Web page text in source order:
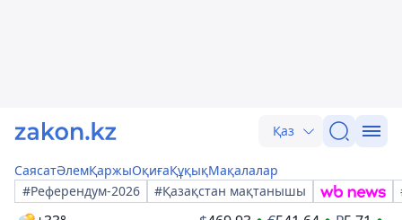
Қаз
СаясатӘлемҚаржыОқиғаҚұқықМақалалар
#Референдум-2026
#Қазақстан мақтанышы